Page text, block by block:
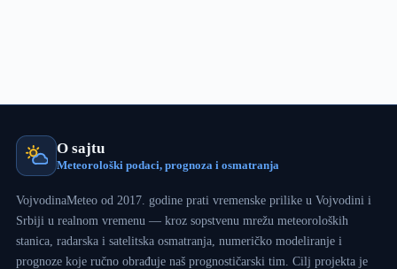
O sajtu
Meteorološki podaci, prognoza i osmatranja
VojvodinaMeteo od 2017. godine prati vremenske prilike u Vojvodini i
Srbiji u realnom vremenu — kroz sopstvenu mrežu meteoroloških
stanica, radarska i satelitska osmatranja, numeričko modeliranje i
prognoze koje ručno obrađuje naš prognostičarski tim. Cilj projekta je